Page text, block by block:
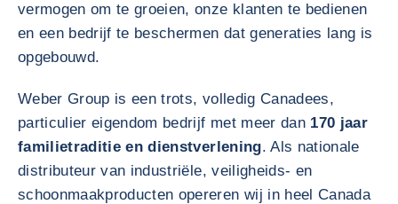
vermogen om te groeien, onze klanten te bedienen
en een bedrijf te beschermen dat generaties lang is
opgebouwd.
Weber Group is een trots, volledig Canadees,
particulier eigendom bedrijf met meer dan 170 jaar
familietraditie en dienstverlening. Als nationale
distributeur van industriële, veiligheids- en
schoonmaakproducten opereren wij in heel Canada